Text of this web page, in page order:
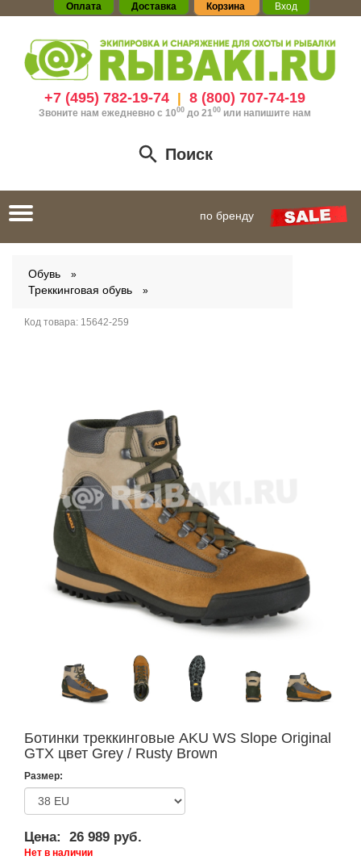
Оплата Доставка Корзина Вход
+7 (495) 782-19-74| 8 (800) 707-74-19
Звоните нам ежедневно с 1000до 21 00 или напишите нам
Поиск
Toggle
navigation
по бренду
Обувь
Треккинговая обувь
Код товара: 15642-259
Ботинки треккинговые AKU WS Slope Original
GTX цвет Grey / Rusty Brown
Размер:
Цена: 26 989 руб.
Нет в наличии